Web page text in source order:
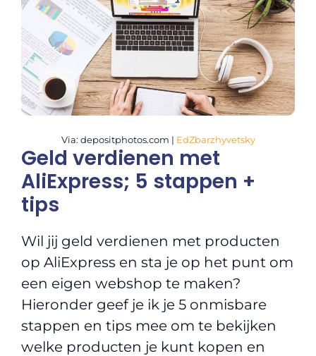
Via: depositphotos.com | EdZbarzhyvetsky
Geld verdienen met
AliExpress; 5 stappen +
tips
Wil jij geld verdienen met producten
op AliExpress en sta je op het punt om
een eigen webshop te maken?
Hieronder geef je ik je 5 onmisbare
stappen en tips mee om te bekijken
welke producten je kunt kopen en